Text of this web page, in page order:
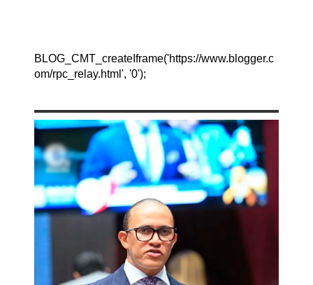
BLOG_CMT_createIframe('https://www.blogger.c
om/rpc_relay.html', '0');